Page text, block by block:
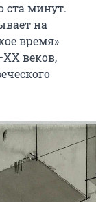
ста минут.
на
время»
веков,